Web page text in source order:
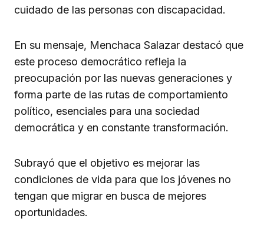
cuidado de las personas con discapacidad.
En su mensaje, Menchaca Salazar destacó que
este proceso democrático refleja la
preocupación por las nuevas generaciones y
forma parte de las rutas de comportamiento
político, esenciales para una sociedad
democrática y en constante transformación.
Subrayó que el objetivo es mejorar las
condiciones de vida para que los jóvenes no
tengan que migrar en busca de mejores
oportunidades.